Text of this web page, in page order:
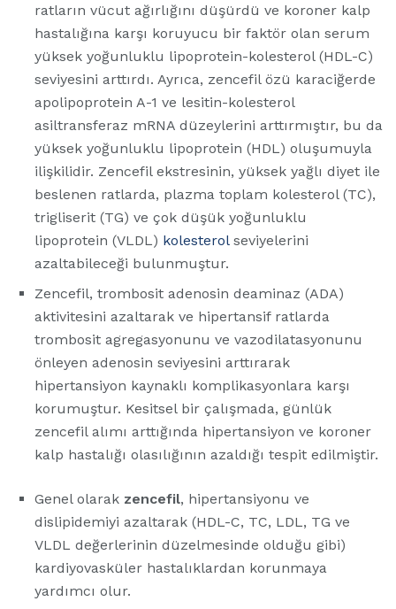
ratların vücut ağırlığını düşürdü ve koroner kalp
hastalığına karşı koruyucu bir faktör olan serum
yüksek yoğunluklu lipoprotein-kolesterol (HDL-C)
seviyesini arttırdı. Ayrıca, zencefil özü karaciğerde
apolipoprotein A-1 ve lesitin-kolesterol
asiltransferaz mRNA düzeylerini arttırmıştır, bu da
yüksek yoğunluklu lipoprotein (HDL) oluşumuyla
ilişkilidir. Zencefil ekstresinin, yüksek yağlı diyet ile
beslenen ratlarda, plazma toplam kolesterol (TC),
trigliserit (TG) ve çok düşük yoğunluklu
lipoprotein (VLDL) kolesterolseviyelerini
azaltabileceği bulunmuştur.
Zencefil, trombosit adenosin deaminaz (ADA)
aktivitesini azaltarak ve hipertansif ratlarda
trombosit agregasyonunu ve vazodilatasyonunu
önleyen adenosin seviyesini arttırarak
hipertansiyon kaynaklı komplikasyonlara karşı
korumuştur. Kesitsel bir çalışmada, günlük
zencefil alımı arttığında hipertansiyon ve koroner
kalp hastalığı olasılığının azaldığı tespit edilmiştir.
Genel olarak zencefil, hipertansiyonu ve
dislipidemiyi azaltarak (HDL-C, TC, LDL, TG ve
VLDL değerlerinin düzelmesinde olduğu gibi)
kardiyovasküler hastalıklardan korunmaya
yardımcı olur.